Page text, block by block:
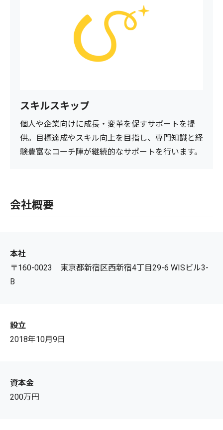
スキルスキップ
個人や企業向けに成長・変革を促すサポートを提
供。目標達成やスキル向上を目指し、専門知識と経
験豊富なコーチ陣が継続的なサポートを行います。
会社概要
本社
〒160-0023 東京都新宿区西新宿4丁目29-6 WISビル3-
B
設立
2018年10月9日
資本金
200万円